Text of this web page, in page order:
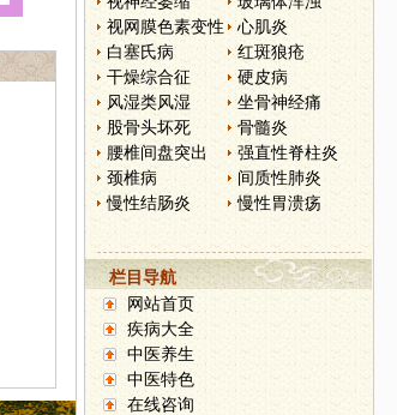
视网膜色素变性
心肌炎
白塞氏病
红斑狼疮
干燥综合征
硬皮病
风湿类风湿
坐骨神经痛
股骨头坏死
骨髓炎
腰椎间盘突出
强直性脊柱炎
颈椎病
间质性肺炎
慢性结肠炎
慢性胃溃疡
栏目导航
网站首页
疾病大全
中医养生
中医特色
在线咨询